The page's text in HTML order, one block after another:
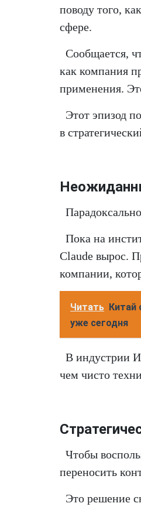
поводу того,
сфере.
Сообщается,
как компания
применения.
Этот эпизод
в
Пока на
Claude вырос.
компании,
Читать Китай
уже сегодня
В индустрии
чем чисто
Чтобы
переносить
Это решение